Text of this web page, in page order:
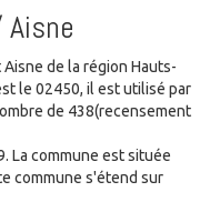
de la région Hauts-
le 02450, il est utilisé par
de 438(recensement
La commune est située
commune s'étend sur